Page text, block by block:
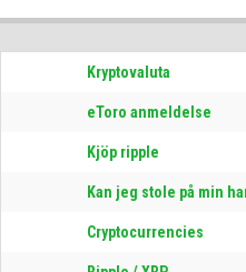
Kryptovaluta
eToro anmeldelse
Kjöp ripple
Kan jeg stole på min
Cryptocurrencies